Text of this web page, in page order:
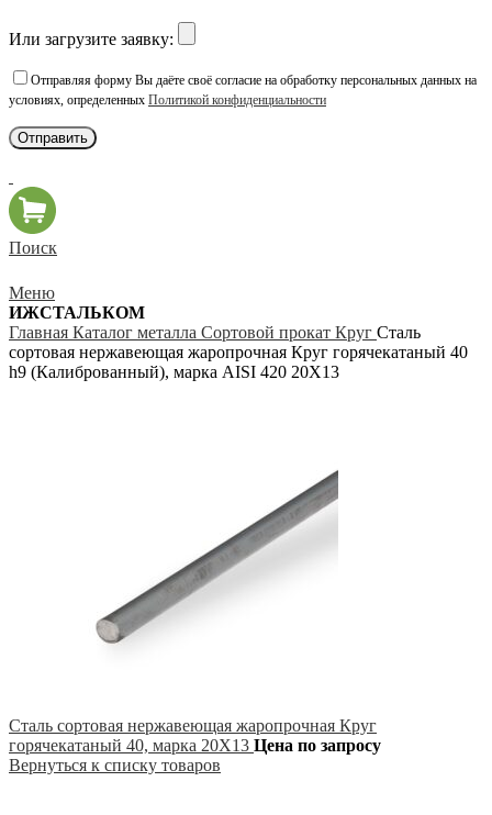
Или загрузите заявку:
Отправляя форму Вы даёте своё согласие на обработку персональных данных на
условиях, определенных Политикой конфиденциальности
Поиск
Меню
ИЖСТАЛЬКОМ
Главная Каталог металла Сортовой прокат Круг Сталь
сортовая нержавеющая жаропрочная Круг горячекатаный 40
h9 (Калиброванный), марка AISI 420 20Х13
Сталь сортовая нержавеющая жаропрочная Круг
горячекатаный 40, марка 20Х13 Цена по запросу
Вернуться к списку товаров